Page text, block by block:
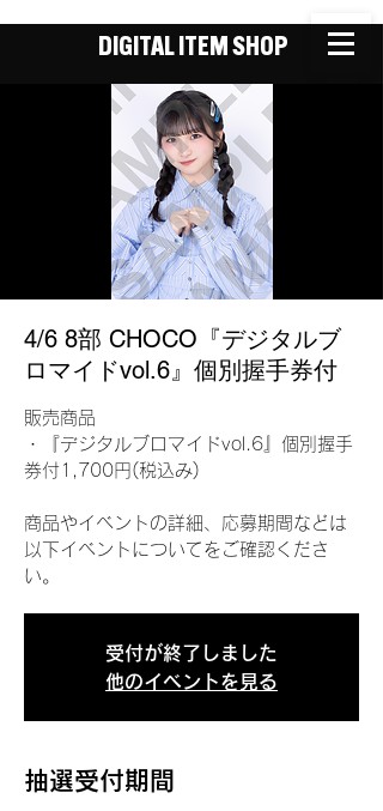
DIGITAL ITEM SHOP
4/6 8部 CHOCO『デジタルブ
ロマイドvol.6』個別握手券付
販売商品
・『デジタルブロマイドvol.6』個別握手
券付1,700円(税込み)
商品やイベントの詳細、応募期間などは
以下イベントについてをご確認くださ
い。
受付が終了しました
他のイベントを見る
抽選受付期間